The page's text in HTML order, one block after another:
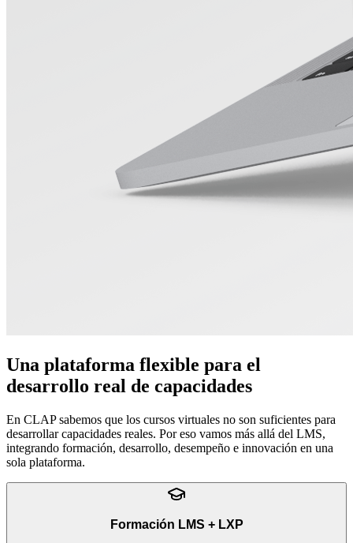
Una plataforma flexible para el
desarrollo real de capacidades
En CLAP sabemos que los cursos virtuales no son suficientes para
desarrollar capacidades reales. Por eso vamos más allá del LMS,
integrando formación, desarrollo, desempeño e innovación en una
sola plataforma.
Formación LMS + LXP